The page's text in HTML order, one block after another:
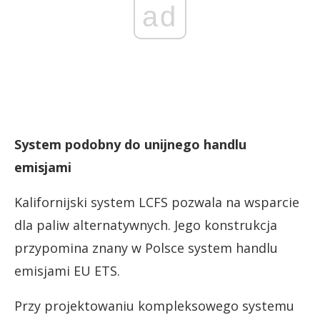
ad
System podobny do unijnego handlu
emisjami
Kalifornijski system LCFS pozwala na wsparcie
dla paliw alternatywnych. Jego konstrukcja
przypomina znany w Polsce system handlu
emisjami EU ETS.
Przy projektowaniu kompleksowego systemu